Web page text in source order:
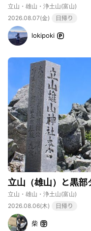
立山・雄山・浄土山(富山)
2026.08.07(金)
日帰り
lokipoki
立山（雄山）と黒部
立山・雄山・浄土山(富山)
2026.08.06(木)
日帰り
柴